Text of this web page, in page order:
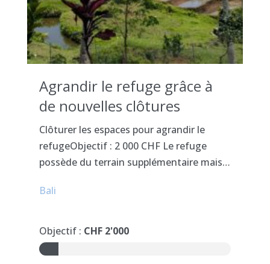
Agrandir le refuge grâce à
de nouvelles clôtures
Clôturer les espaces pour agrandir le
refugeObjectif : 2 000 CHF Le refuge
possède du terrain supplémentaire mais…
Bali
Objectif : CHF 2'000